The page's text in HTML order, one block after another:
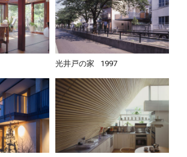
光井戸の家 1997